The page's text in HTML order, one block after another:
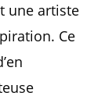
une artiste
Ce